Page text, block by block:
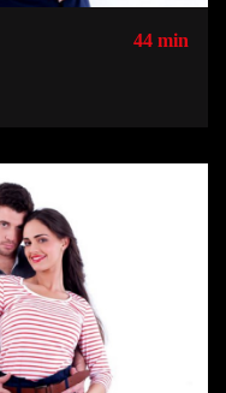
44 min